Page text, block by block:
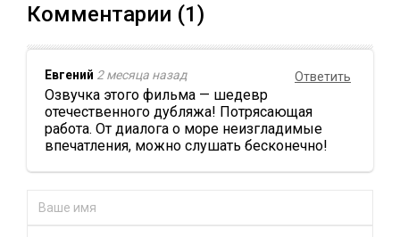
Комментарии (1)
Ответить
Евгений 2 месяца назад
Озвучка этого фильма — шедевр
отечественного дубляжа! Потрясающая
работа. От диалога о море неизгладимые
впечатления, можно слушать бесконечно!